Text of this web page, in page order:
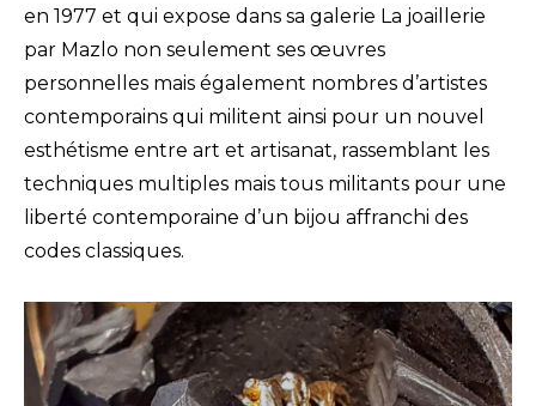
en 1977 et qui expose dans sa galerie La joaillerie
par Mazlo non seulement ses œuvres
personnelles mais également nombres d’artistes
contemporains qui militent ainsi pour un nouvel
esthétisme entre art et artisanat, rassemblant les
techniques multiples mais tous militants pour une
liberté contemporaine d’un bijou affranchi des
codes classiques.